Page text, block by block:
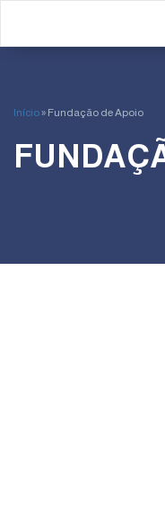
Início» Fundação de Apoio